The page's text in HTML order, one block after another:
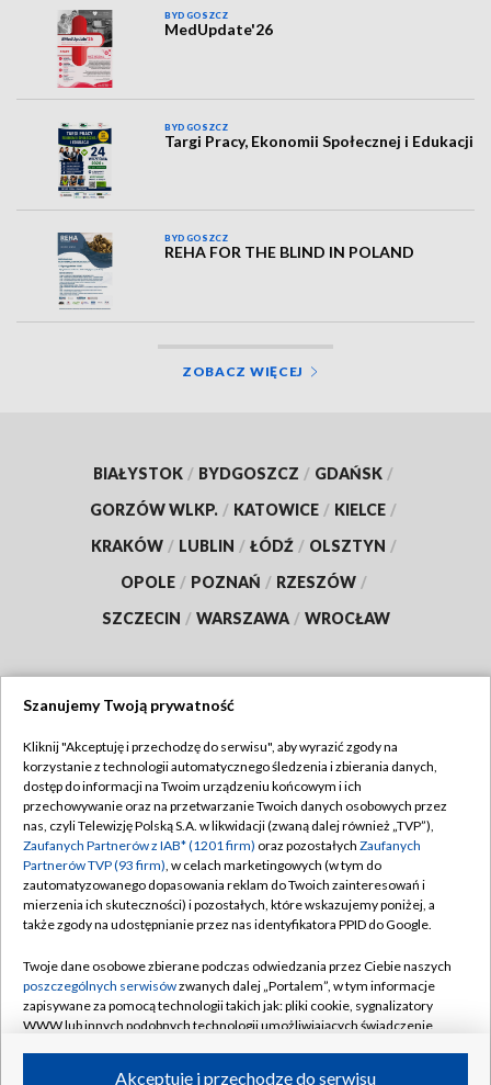
BYDGOSZCZ
MedUpdate'26
BYDGOSZCZ
Targi Pracy, Ekonomii Społecznej i Edukacji
BYDGOSZCZ
REHA FOR THE BLIND IN POLAND
ZOBACZ WIĘCEJ
BIAŁYSTOK / BYDGOSZCZ / GDAŃSK /
GORZÓW WLKP. / KATOWICE / KIELCE /
KRAKÓW / LUBLIN / ŁÓDŹ / OLSZTYN /
OPOLE / POZNAŃ / RZESZÓW /
SZCZECIN / WARSZAWA / WROCŁAW
TVP
Abonament TVP
Emisja w TVP
Centrum informacji TVP
Naziemna Telewizja Cyfrowa
Rada Programowa
System NOS
Informacje o nadawcy
Regulamin TVP
Polityka prywatności
Moje zgody
Pomoc
Kontakt
Kanały
Szanujemy Twoją prywatność
Kliknij "Akceptuję i przechodzę do serwisu", aby wyrazić zgody na
korzystanie z technologii automatycznego śledzenia i zbierania danych,
dostęp do informacji na Twoim urządzeniu końcowym i ich
przechowywanie oraz na przetwarzanie Twoich danych osobowych przez
nas, czyli Telewizję Polską S.A. w likwidacji (zwaną dalej również „TVP”),
Zaufanych Partnerów z IAB* (1201 firm) oraz pozostałych Zaufanych
Partnerów TVP (93 firm), w celach marketingowych (w tym do
zautomatyzowanego dopasowania reklam do Twoich zainteresowań i
mierzenia ich skuteczności) i pozostałych, które wskazujemy poniżej, a
także zgody na udostępnianie przez nas identyfikatora PPID do Google.
Twoje dane osobowe zbierane podczas odwiedzania przez Ciebie naszych
poszczególnych serwisówzwanych dalej „Portalem”, w tym informacje
zapisywane za pomocą technologii takich jak: pliki cookie, sygnalizatory
WWW lub innych podobnych technologii umożliwiających świadczenie
Akceptuję i przechodzę do serwisu